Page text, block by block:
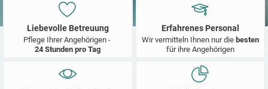
Liebevolle Betreuung
Pflege Ihrer Angehörigen -
24 Stunden pro Tag
Erfahrenes Personal
Wir vermitteln Ihnen nur die besten
für ihre Angehörigen